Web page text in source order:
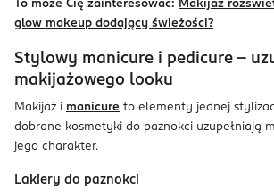
To może Cię zainteresować: Makijaż
glow makeup dodający świeżości?
Stylowy manicure i pedicure -
makijażowego looku
Makijaż i manicure to elementy jednej
dobrane kosmetyki do paznokci uzupełniają
jego charakter.
Lakiery do paznokci